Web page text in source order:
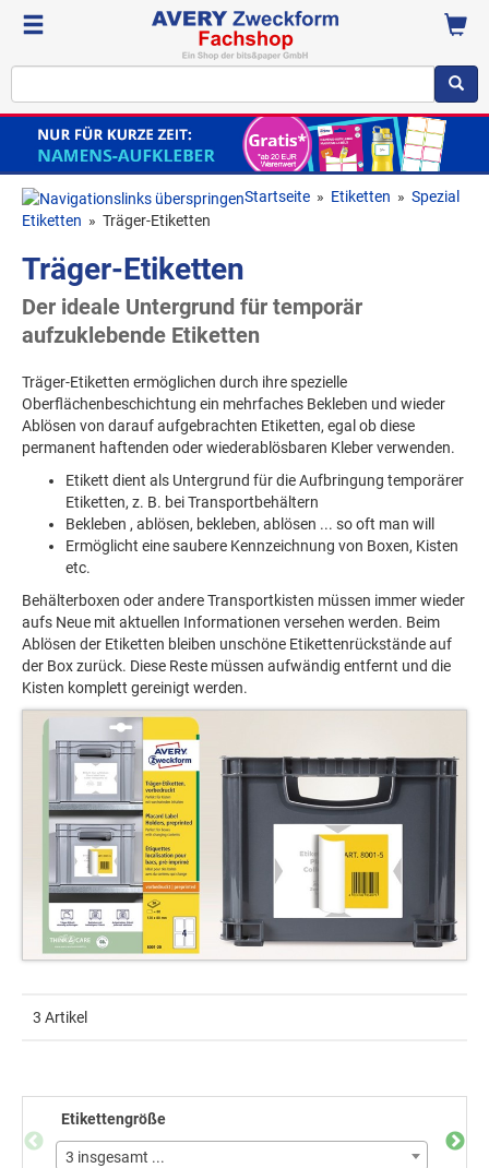
Startseite » Etiketten » Spezial
Etiketten » Träger-Etiketten
Träger-Etiketten
Der ideale Untergrund für temporär
aufzuklebende Etiketten
Träger-Etiketten ermöglichen durch ihre spezielle
Oberflächenbeschichtung ein mehrfaches Bekleben und wieder
Ablösen von darauf aufgebrachten Etiketten, egal ob diese
permanent haftenden oder wiederablösbaren Kleber verwenden.
Etikett dient als Untergrund für die Aufbringung temporärer
Etiketten, z. B. bei Transportbehältern
Bekleben , ablösen, bekleben, ablösen ... so oft man will
Ermöglicht eine saubere Kennzeichnung von Boxen, Kisten
etc.
Behälterboxen oder andere Transportkisten müssen immer wieder
aufs Neue mit aktuellen Informationen versehen werden. Beim
Ablösen der Etiketten bleiben unschöne Etikettenrückstände auf
der Box zurück. Diese Reste müssen aufwändig entfernt und die
Kisten komplett gereinigt werden.
3 Artikel
Etikettengröße
3 insgesamt ...